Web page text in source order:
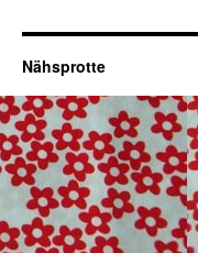
Nähsprotte